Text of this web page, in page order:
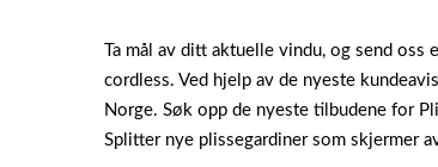
Ta mål av ditt aktuelle vindu, og send
cordless. Ved hjelp av de nyeste
Norge. Søk opp de nyeste tilbudene for
Splitter nye plissegardiner som skjermer